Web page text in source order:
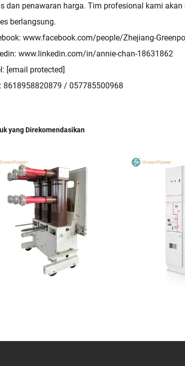
dan penawaran harga. Tim profesional kami
berlangsung.
www.facebook.com/people/Zhejiang-
www.linkedin.com/in/annie-chan-18631862
[email protected]
8618958820879 / 057785500968
yang Direkomendasikan